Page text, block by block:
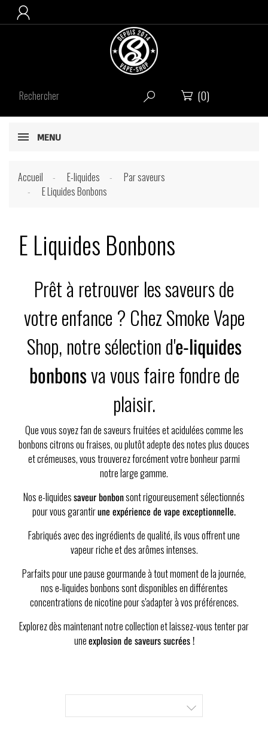

  (0)
MENU
Accueil E-liquides
Par saveurs
E Liquides Bonbons
E Liquides Bonbons
Prêt à retrouver les saveurs de
votre enfance ? Chez Smoke Vape
Shop, notre sélection d'e-liquides
bonbonsva vous faire fondre de
plaisir.
Que vous soyez fan de saveurs fruitées et acidulées comme les
bonbons citrons ou fraises, ou plutôt adepte des notes plus douces
et crémeuses, vous trouverez forcément votre bonheur parmi
notre large gamme.
Nos e-liquidessaveur bonbonsont rigoureusement sélectionnés
pour vous garantirune expérience de vape exceptionnelle.
Fabriqués avec des ingrédients de qualité, ils vous offrent une
vapeur riche et des arômes intenses.
Parfaits pour une pause gourmande à tout moment de la journée,
nos e-liquides bonbons sont disponibles en différentes
concentrations de nicotine pour s'adapter à vos préférences.
Explorez dès maintenant notre collection et laissez-vous tenter par
uneexplosion de saveurs sucrées !
